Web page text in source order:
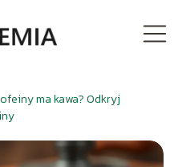
ma kawa? Odkryj